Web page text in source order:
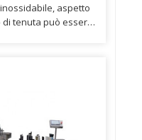
aspetto
di tenuta può essere
varie dimensioni e